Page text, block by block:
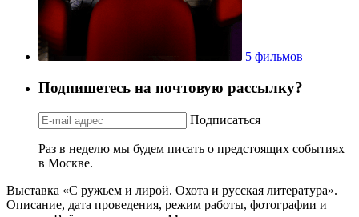
5 фильмов
Подпишетесь на почтовую рассылку?
Подписаться
Раз в неделю мы будем писать о предстоящих событиях
в Москве.
Выставка «С ружьем и лирой. Охота и русская литература».
Описание, дата проведения, режим работы, фотографии и